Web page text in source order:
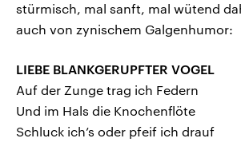
stürmisch, mal sanft, mal wütend
auch von zynischem Galgenhumor:
LIEBE BLANKGERUPFTER VOGEL
Auf der Zunge trag ich Federn
Und im Hals die Knochenflöte
Schluck ich’s oder pfeif ich drauf